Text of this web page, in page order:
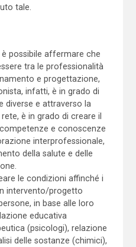
tale.
possibile affermare che
tra le professionalità
e progettazione,
infatti, è in grado di
diverse e attraverso la
è in grado di creare il
e conoscenze
interprofessionale,
della salute e delle
le condizioni affinché i
intervento/progetto
in base alle loro
educativa
(psicologi), relazione
delle sostanze (chimici),